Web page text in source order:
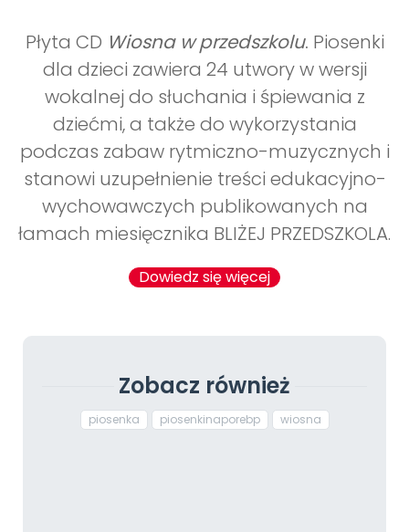
Płyta CD Wiosna w przedszkolu. Piosenki
dla dzieci zawiera 24 utwory w wersji
wokalnej do słuchania i śpiewania z
dziećmi, a także do wykorzystania
podczas zabaw rytmiczno-muzycznych i
stanowi uzupełnienie treści edukacyjno-
wychowawczych publikowanych na
łamach miesięcznika BLIŻEJ PRZEDSZKOLA.
Dowiedz się więcej
Zobacz również
piosenka piosenkinaporebp wiosna